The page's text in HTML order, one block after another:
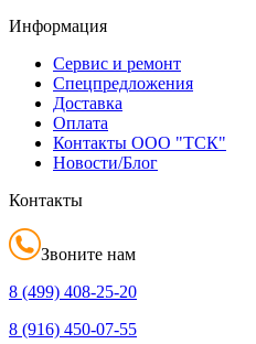
Информация
Сервис и ремонт
Спецпредложения
Доставка
Оплата
Контакты ООО "ТСК"
Новости/Блог
Контакты
Звоните нам
8 (499) 408-25-20
8 (916) 450-07-55